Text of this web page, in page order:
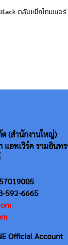
ตลับหมึกโทนเน
(สำนักงานใหญ่)
แอทเวิร์ค รามอินท
592-6665
Official Account